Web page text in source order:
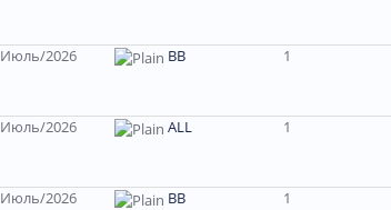
Июль/2026 ВВ 1
Июль/2026 ALL 1
Июль/2026 ВВ 1